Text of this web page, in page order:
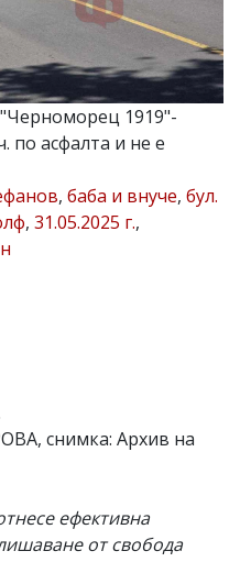
1919"-
по асфалта и не е
, баба и внуче, бул.
, 31.05.2025 г.,
снимка: Архив на
ефективна
от свобода